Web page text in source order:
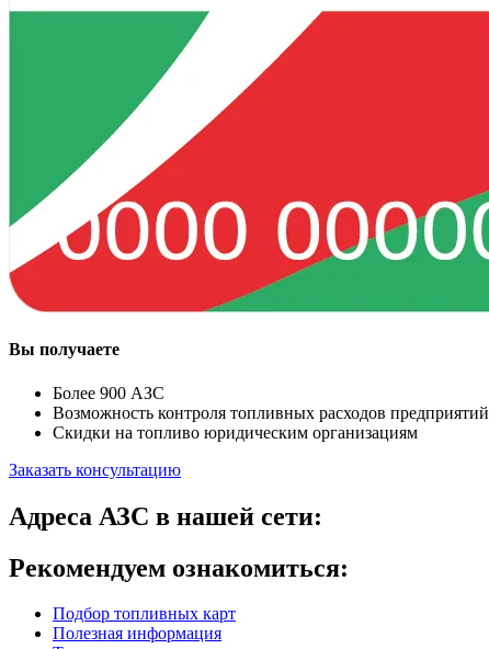
Вы получаете
Более 900 АЗС
Возможность контроля топливных расходов предприятий
Скидки на топливо юридическим организациям
Заказать консультацию
Адреса АЗС в нашей сети:
Рекомендуем ознакомиться:
Подбор топливных карт
Полезная информация